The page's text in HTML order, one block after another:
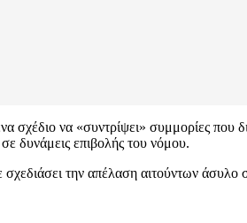
σχέδιο να «συντρίψει» συμμορίες που
δυνάμεις επιβολής του νόμου.
την απέλαση αιτούντων